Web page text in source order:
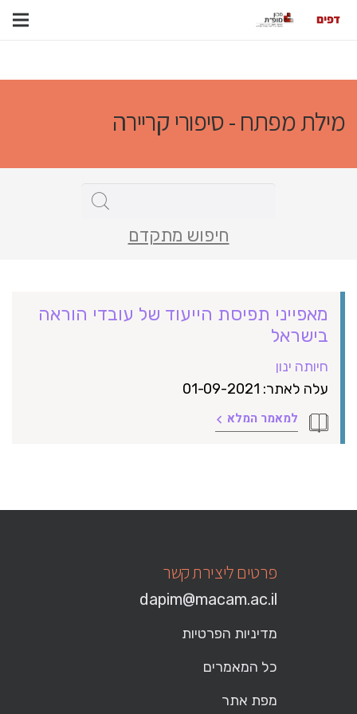
מילת מפתח - סיפורי קריירה
חיפוש מתקדם
מאפייני תפיסת הייעוד של עובדי הוראה
בישראל
חיותה ינון
עלה לאתר: 01-09-2021
למאמר המלא
פרטים ליצירת קשר
dapim@macam.ac.il
מדיניות הפרטיות
כל המאמרים
מפת אתר